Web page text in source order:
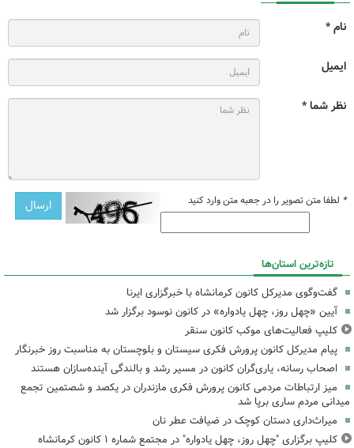
نام *
ایمیل
نظر شما *
* لطفا متن تصویر را در جعبه متن وارد کنید
تازه‌ترین استان‌ها
گفت‌وگوی مدیرکل کانون کرمانشاه با خبرگزاری ایرنا
آیین «چهل روز، چهل یادواره» در کانون نوسود برگزار شد
کلیپ فعالیت‌های موکب کانون سنقر
پیام مدیرکل کانون پرورش فکری سیستان و بلوچستان به مناسبت روز خبرنگار
اصحاب رسانه، یاری‌گران کانون در مسیر رشد و بالندگی آینده‌سازان هستند
میز ارتباطات مردمی کانون پرورش فکری مازندران در یکصد و شصتمین تجمع
میدانی مردم ساری برپا شد
میراث‌داری دستان کوچک در ضیافت عطر نان
کلیپ برگزاری "چهل روز، چهل یادواره" در مجتمع شماره ۱ کانون کرمانشاه